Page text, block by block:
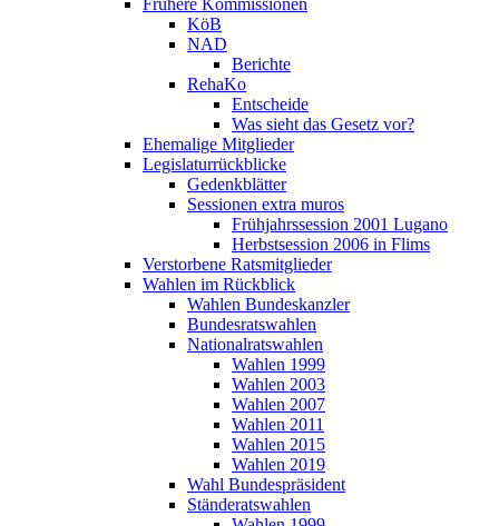
Frühere Kommissionen
KöB
NAD
Berichte
RehaKo
Entscheide
Was sieht das Gesetz vor?
Ehemalige Mitglieder
Legislaturrückblicke
Gedenkblätter
Sessionen extra muros
Frühjahrssession 2001 Lugano
Herbstsession 2006 in Flims
Verstorbene Ratsmitglieder
Wahlen im Rückblick
Wahlen Bundeskanzler
Bundesratswahlen
Nationalratswahlen
Wahlen 1999
Wahlen 2003
Wahlen 2007
Wahlen 2011
Wahlen 2015
Wahlen 2019
Wahl Bundespräsident
Ständeratswahlen